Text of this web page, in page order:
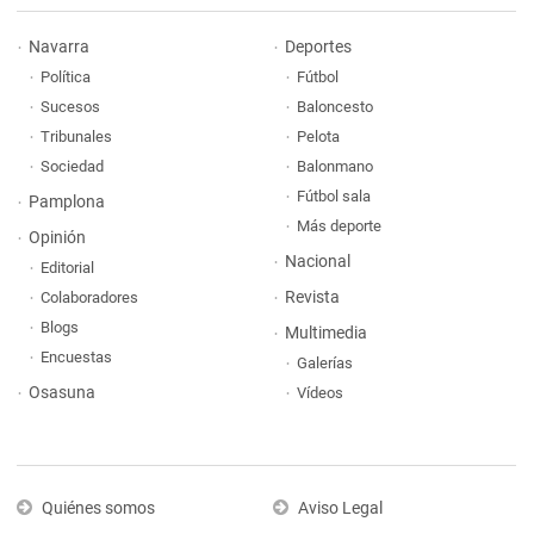
Navarra
Política
Sucesos
Tribunales
Sociedad
Pamplona
Opinión
Editorial
Colaboradores
Blogs
Encuestas
Osasuna
Deportes
Fútbol
Baloncesto
Pelota
Balonmano
Fútbol sala
Más deporte
Nacional
Revista
Multimedia
Galerías
Vídeos
Quiénes somos Aviso Legal